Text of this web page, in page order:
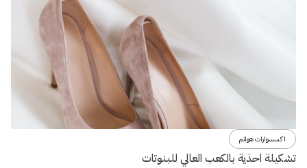
اكسسوارات هوانم
تشكيلة احذية بالكعب العالي للبنوتات